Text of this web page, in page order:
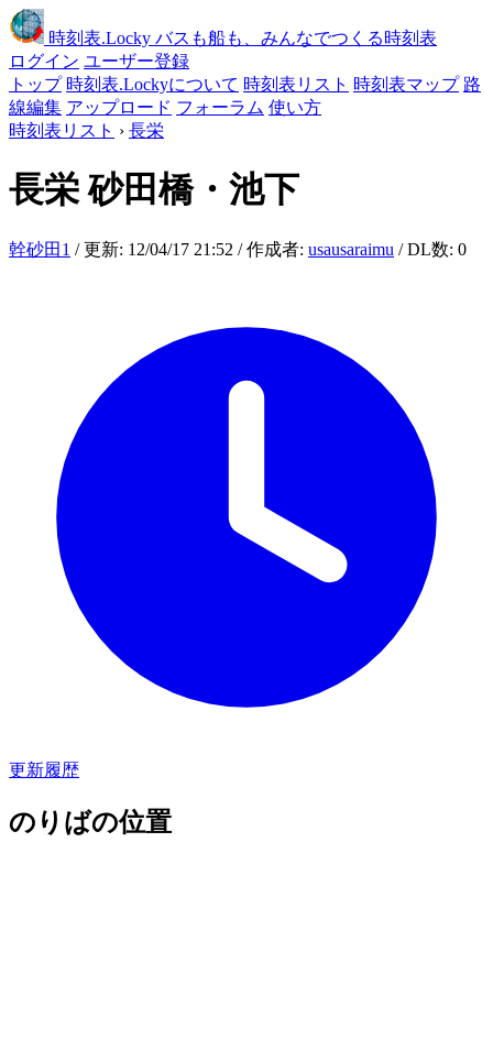
時刻表.Locky バスも船も、みんなでつくる時刻表
ログイン ユーザー登録
トップ 時刻表.Lockyについて 時刻表リスト 時刻表マップ 路
線編集 アップロード フォーラム 使い方
時刻表リスト › 長栄
長栄砂田橋・池下
幹砂田1 / 更新: 12/04/17 21:52 / 作成者: usausaraimu / DL数: 0
更新履歴
のりばの位置